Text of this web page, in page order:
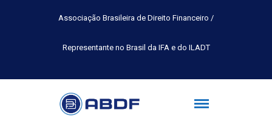
Associação Brasileira de Direito Financeiro /
Representante no Brasil da IFA e do ILADT